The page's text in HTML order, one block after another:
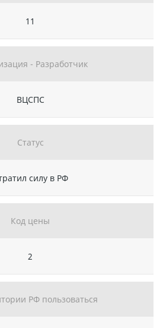
11
- Разработчик
ВЦСПС
Статус
силу в РФ
Код цены
2
РФ пользоваться